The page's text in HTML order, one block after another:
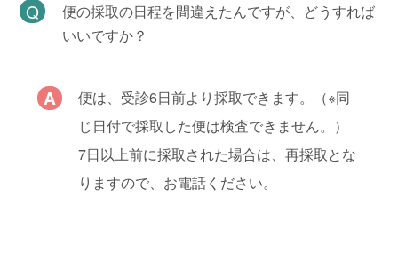
便の採取の日程を間違えたんですが、どうすれば
いいですか？
便は、受診6日前より採取できます。（※同
じ日付で採取した便は検査できません。）
7日以上前に採取された場合は、再採取とな
りますので、お電話ください。